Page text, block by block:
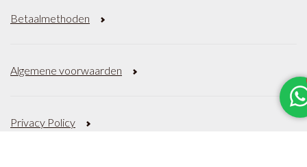
Betaalmethoden
Algemene voorwaarden
Privacy Policy